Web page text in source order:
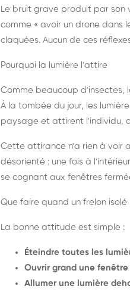
Le bruit grave produit par son
comme « avoir un drone dans
claquées. Aucun de ces
Pourquoi la lumière l'attire
Comme beaucoup d'insectes,
À la tombée du jour, les
paysage et attirent l'individu,
Cette attirance n'a rien à voir
désorienté : une fois à
se cognant aux fenêtres
Que faire quand un frelon isolé
La bonne attitude est simple :
Éteindre toutes les
Ouvrir grand une fenêtre
Allumer une lumière